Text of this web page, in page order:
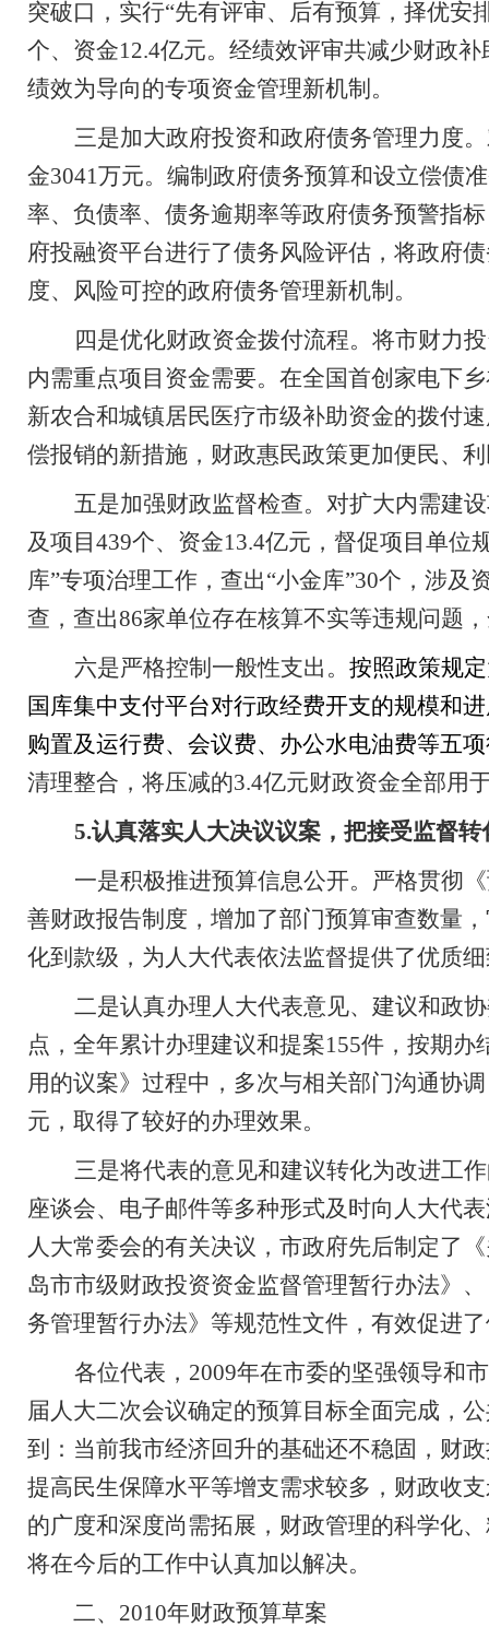
突破口，实行“先有评审、后有预算，择优安
个、资金12.4亿元。经绩效评审共减少财政补
绩效为导向的专项资金管理新机制。
三是加大政府投资和政府债务管理力度
金3041万元。编制政府债务预算和设立偿债
率、负债率、债务逾期率等政府债务预警指
府投融资平台进行了债务风险评估，将政府
度、风险可控的政府债务管理新机制。
四是优化财政资金拨付流程。将市财力
内需重点项目资金需要。 在全国首创家电下
新农合和城镇居民医疗市级补助资金的拨付
偿报销的新措施，财政惠民政策更加便民、
五是加强财政监督检查。对扩大内需建
及项目439个、资金13.4亿元，督促项目单位
库”专项治理工作， 查出“小金库”30个，涉及
查，查出86家单位存在核算不实等违规问题，
六是严格控制一般性支出。 按照政策规
国库集中支付平台对行政经费开支的规模和
购置及运行费、会议费、办公水电油费等五
清理整合，将压减的3.4亿元财政资金全部用
5.认真落实人大决议议案，把接受监督
一是积极推进预算信息公开。严格贯彻
善财政报告制度，增加了部门预算审查数量
化到款级，为人大代表依法监督提供了优质
二是认真办理人大代表意见、建议和政
点，全年累计办理建议和提案155件，按期办
用的议案》过程中，多次与相关部门沟通协
元，取得了较好的办理效果。
三是将代表的意见和建议转化为改进工
座谈会、 电子邮件等多种形式及时向人大代
人大常委会的有关决议，市政府先后制定了
岛市市级财政投资资金监督管理暂行办法》
务管理暂行办法》等规范性文件，有效促进
各位代表， 2009年在市委的坚强领导和
届人大二次会议确定的预算目标全面完成，
到： 当前我市经济回升的基础还不稳固， 财
提高民生保障水平等增支需求较多，财政收
的广度和深度尚需拓展， 财政管理的科学化
将在今后的工作中认真加以解决。
二、 2010年财政预算草案